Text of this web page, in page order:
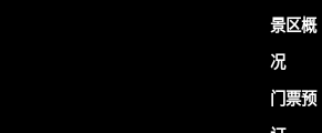
景区概
况
门票预